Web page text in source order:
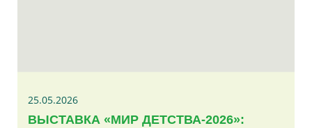
25.05.2026
ВЫСТАВКА «МИР ДЕТСТВА-2026»: